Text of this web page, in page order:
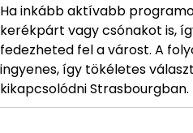
Ha inkább aktívabb
kerékpárt vagy csónakot is,
fedezheted fel a várost. A
ingyenes, így tökéletes
kikapcsolódni Strasbourgban.